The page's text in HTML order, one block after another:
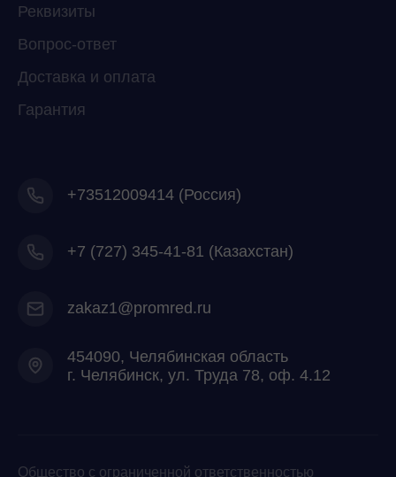
Реквизиты
Вопрос-ответ
Доставка и оплата
Гарантия
+73512009414 (Россия)
+7 (727) 345-41-81 (Казахстан)
zakaz1@promred.ru
454090, Челябинская область
г. Челябинск, ул. Труда 78, оф. 4.12
Общество с ограниченной ответственностью
Telegram